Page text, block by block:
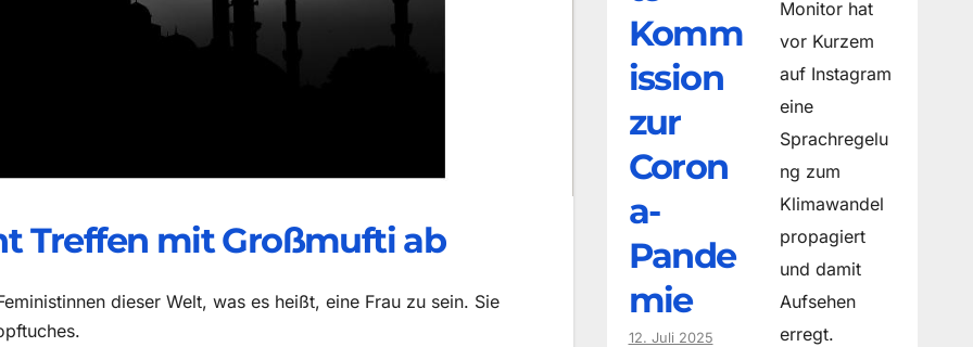
Treffen mit Großmufti ab
dieser Welt, was es heißt, eine Frau zu sein. Sie
Komm
ission
zur
Coron
a-
Pande
mie
12. Juli 2025
Monitor hat
vor Kurzem
auf Instagram
eine
Sprachregelu
ng zum
Klimawandel
propagiert
und damit
Aufsehen
erregt.